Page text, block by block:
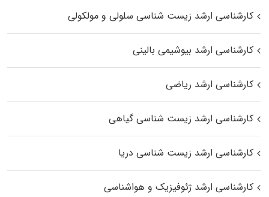
کارشناسی ارشد زیست شناسی سلولی و مولکولی
کارشناسی ارشد بیوشیمی بالینی
کارشناسی ارشد ریاضی
کارشناسی ارشد زیست‌ شناسی گیاهی
کارشناسی ارشد زیست‌ شناسی دریا
کارشناسی ارشد ژئوفیزیک و هواشناسی